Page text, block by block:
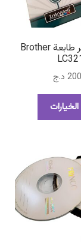
خرطوشة حبر طابعة Brother
د.ج
المختلفة
لهذا
المنتج.
يمكن
اختيار